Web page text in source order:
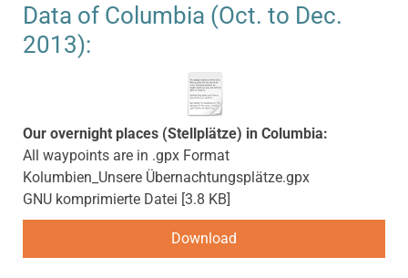
Data of Columbia (Oct. to Dec.
2013):
Our overnight places (Stellplätze) in Columbia:
All waypoints are in .gpx Format
Kolumbien_Unsere Übernachtungsplätze.gpx
GNU komprimierte Datei 3.8 KB
Download